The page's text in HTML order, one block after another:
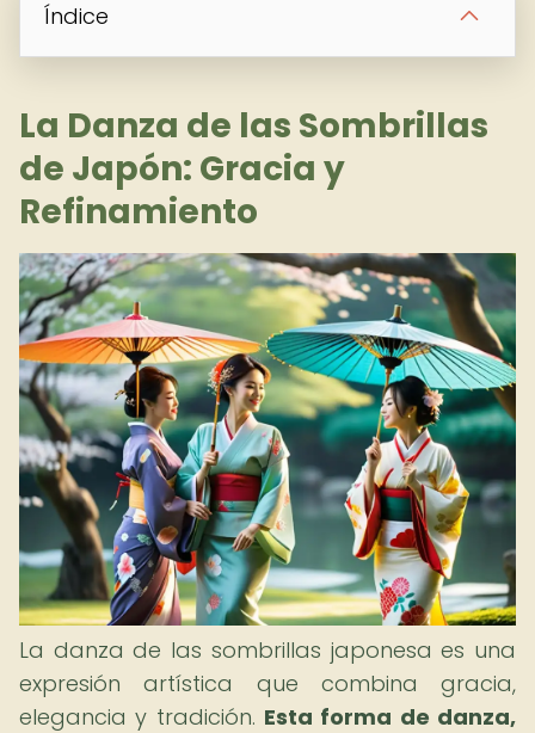
Índice
La Danza de las Sombrillas
de Japón: Gracia y
Refinamiento
La danza de las sombrillas japonesa es una
expresión artística que combina gracia,
elegancia y tradición. Esta forma de danza,